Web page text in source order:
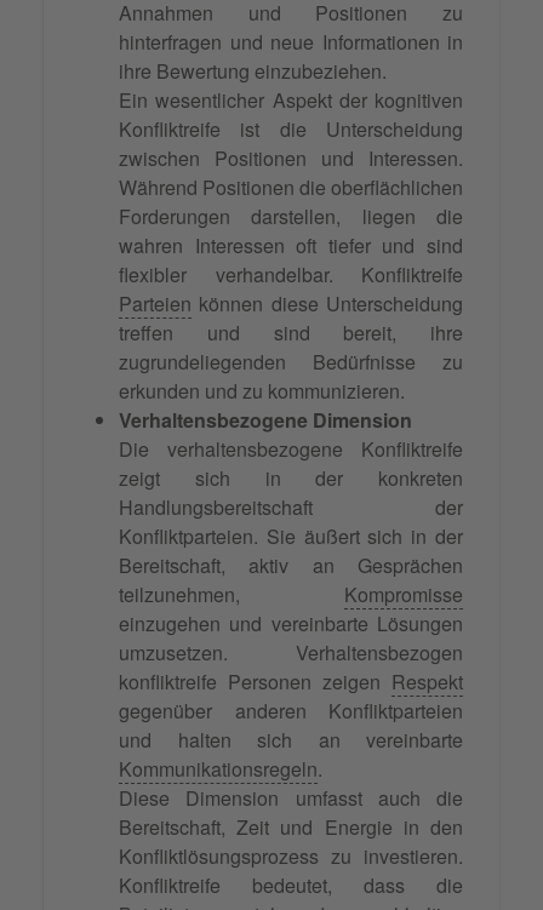
Annahmen und Positionen zu
hinterfragen und neue Informationen in
ihre Bewertung einzubeziehen.
Ein wesentlicher Aspekt der kognitiven
Konfliktreife ist die Unterscheidung
zwischen Positionen und Interessen.
Während Positionen die oberflächlichen
Forderungen darstellen, liegen die
wahren Interessen oft tiefer und sind
flexibler verhandelbar. Konfliktreife
Parteien können diese Unterscheidung
treffen und sind bereit, ihre
zugrundeliegenden Bedürfnisse zu
erkunden und zu kommunizieren.
Verhaltensbezogene Dimension
Die verhaltensbezogene Konfliktreife
zeigt sich in der konkreten
Handlungsbereitschaft der
Konfliktparteien. Sie äußert sich in der
Bereitschaft, aktiv an Gesprächen
teilzunehmen, Kompromisse
einzugehen und vereinbarte Lösungen
umzusetzen. Verhaltensbezogen
konfliktreife Personen zeigen Respekt
gegenüber anderen Konfliktparteien
und halten sich an vereinbarte
Kommunikationsregeln.
Diese Dimension umfasst auch die
Bereitschaft, Zeit und Energie in den
Konfliktlösungsprozess zu investieren.
Konfliktreife bedeutet, dass die